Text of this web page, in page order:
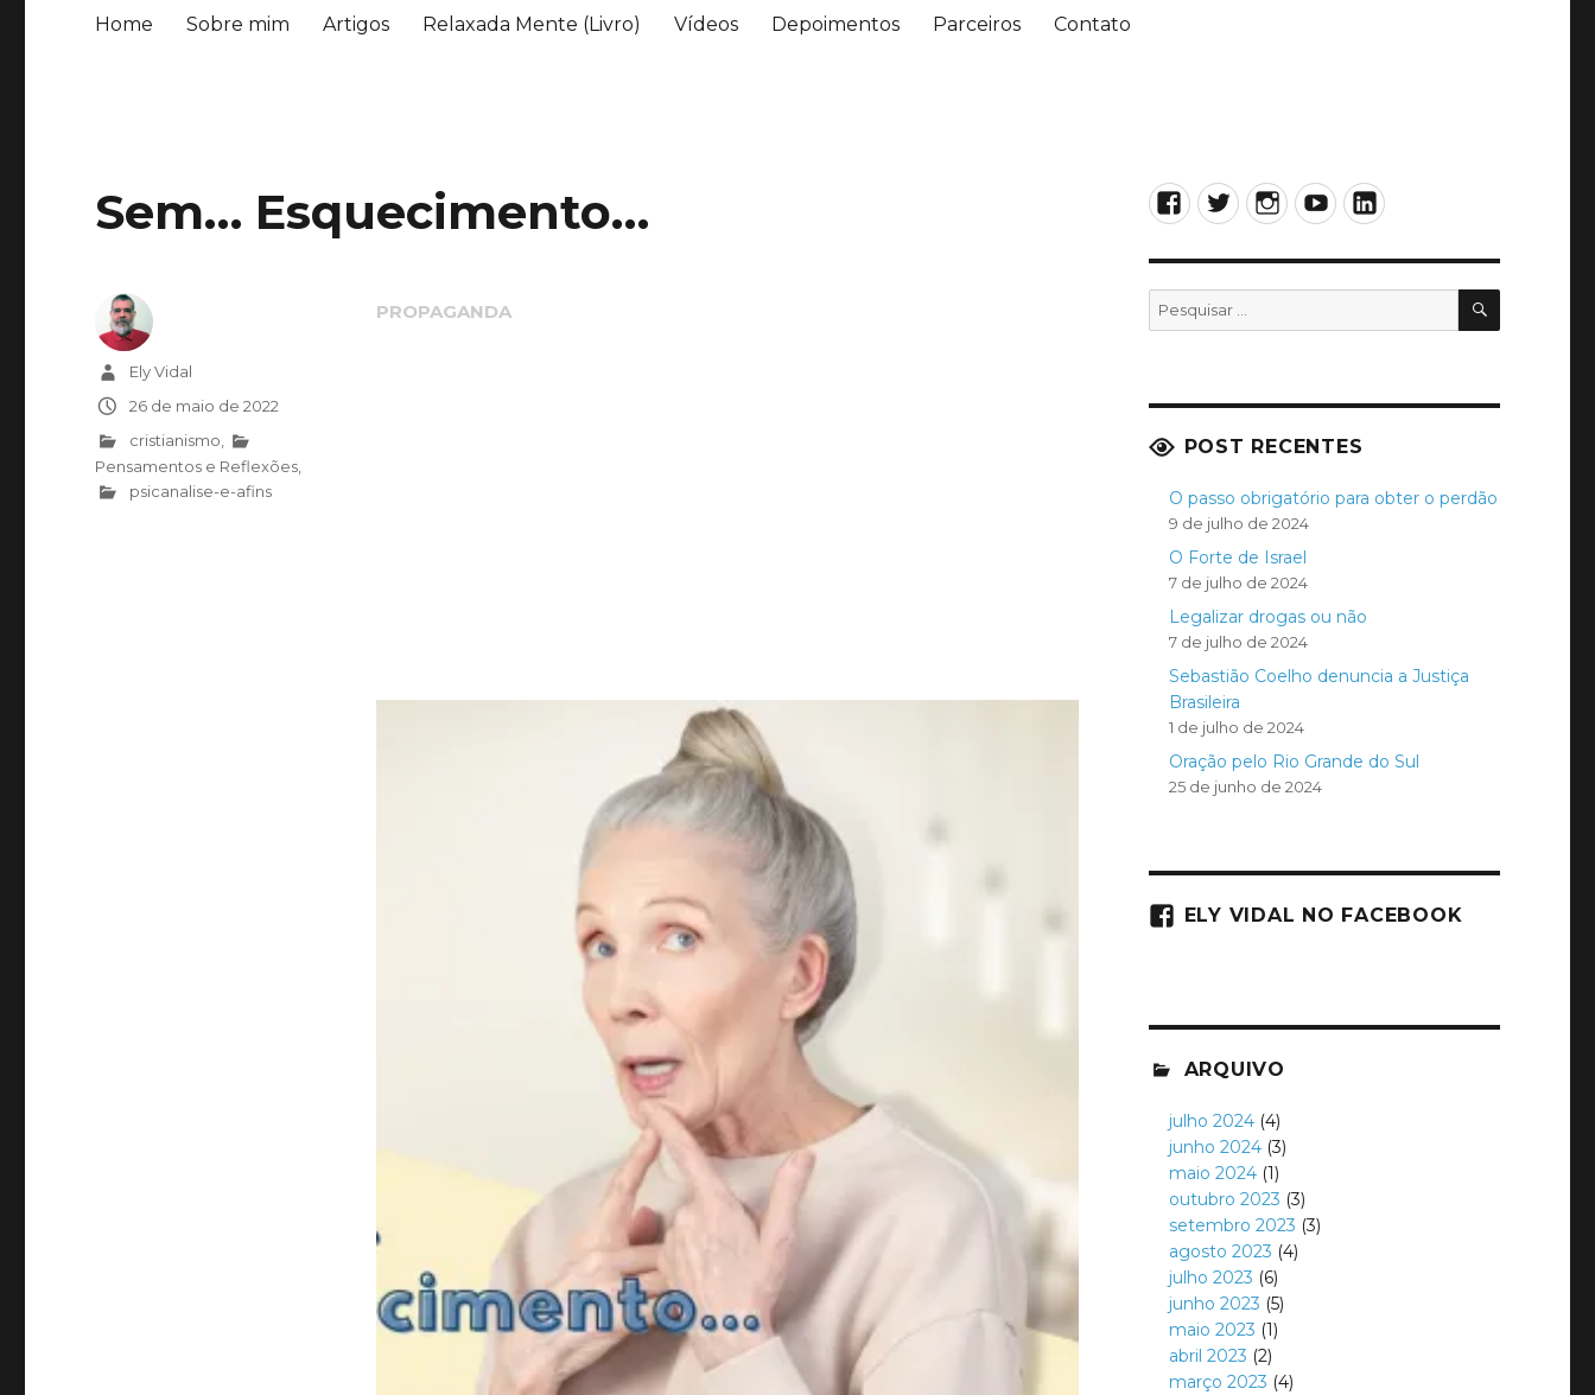
Home Sobre mim Artigos Relaxada Mente (Livro) Vídeos Depoimentos Parceiros Contato
Sem… Esquecimento…
AutorEly Vidal
Publicado
em
26 de maio de 2022
Categorias
cristianismo
Pensamentos e Reflexões
psicanalise-e-afins
Facebook
TwitterInstagram
YouTubeLinkedIn
Pesquisar
por:
POST RECENTES
O passo obrigatório para obter o perdão
9 de julho de 2024
O Forte de Israel
7 de julho de 2024
Legalizar drogas ou não
7 de julho de 2024
Sebastião Coelho denuncia a Justiça
Brasileira
1 de julho de 2024
Oração pelo Rio Grande do Sul
25 de junho de 2024
ELY VIDAL NO FACEBOOK
ARQUIVO
julho 2024 (4)
junho 2024 (3)
maio 2024 (1)
outubro 2023 (3)
setembro 2023 (3)
agosto 2023 (4)
julho 2023 (6)
junho 2023 (5)
maio 2023 (1)
abril 2023 (2)
março 2023 (4)